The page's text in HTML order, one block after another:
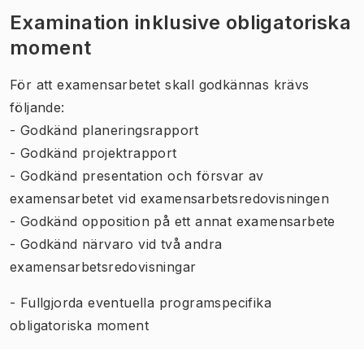
Examination inklusive obligatoriska
moment
För att examensarbetet skall godkännas krävs
följande:
- Godkänd planeringsrapport
- Godkänd projektrapport
- Godkänd presentation och försvar av
examensarbetet vid examensarbetsredovisningen
- Godkänd opposition på ett annat examensarbete
- Godkänd närvaro vid två andra
examensarbetsredovisningar
- Fullgjorda eventuella programspecifika
obligatoriska moment